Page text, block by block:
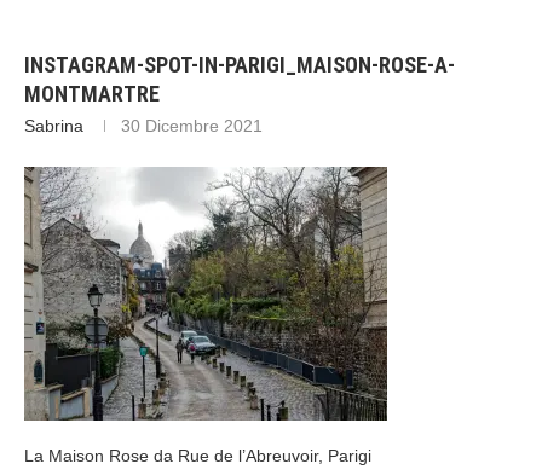
INSTAGRAM-SPOT-IN-PARIGI_MAISON-ROSE-A-
MONTMARTRE
Sabrina 30 Dicembre 2021
La Maison Rose da Rue de l’Abreuvoir, Parigi